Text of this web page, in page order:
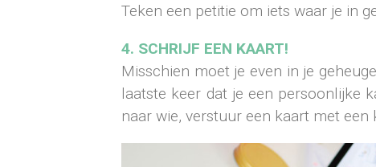
Teken een petitie om iets waar je in
4. SCHRIJF EEN KAART!
Misschien moet je even in je
laatste keer dat je een persoonlijke
naar wie, verstuur een kaart met